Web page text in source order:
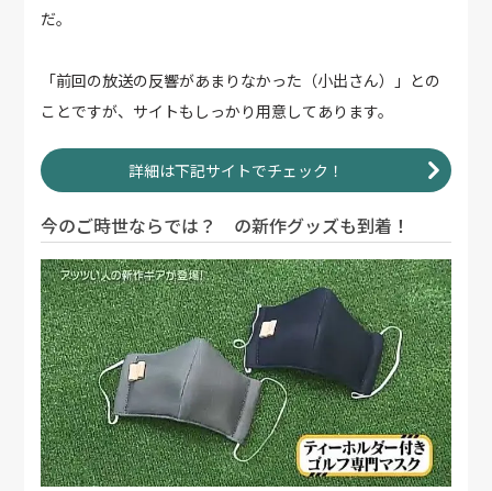
だ。
「前回の放送の反響があまりなかった（小出さん）」との
ことですが、サイトもしっかり用意してあります。
詳細は下記サイトでチェック！
今のご時世ならでは？ の新作グッズも到着！